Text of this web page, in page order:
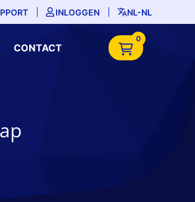
INLOGGEN NL-NL
CONTACT
0